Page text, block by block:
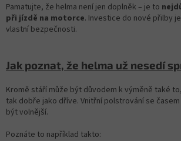
Pamatujte, že helma není jen doplněk – je to
při jízdě na motorce. Investice do nové přilby
vlastní bezpečnosti.
Jak poznat, že helma už nesedí
Kromě stáří může být důvodem k výměně také
tak dobře jako dříve. Vnitřní polstrování se
být volnější.
Poznáte to například takto: